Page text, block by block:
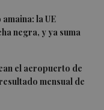
la UE
negra, y ya suma
el aeropuerto de
mensual de